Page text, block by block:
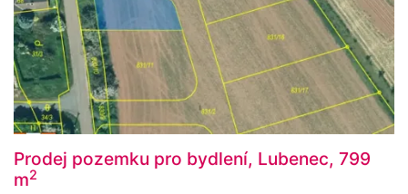
Prodej pozemku pro bydlení, Lubenec, 799
m2